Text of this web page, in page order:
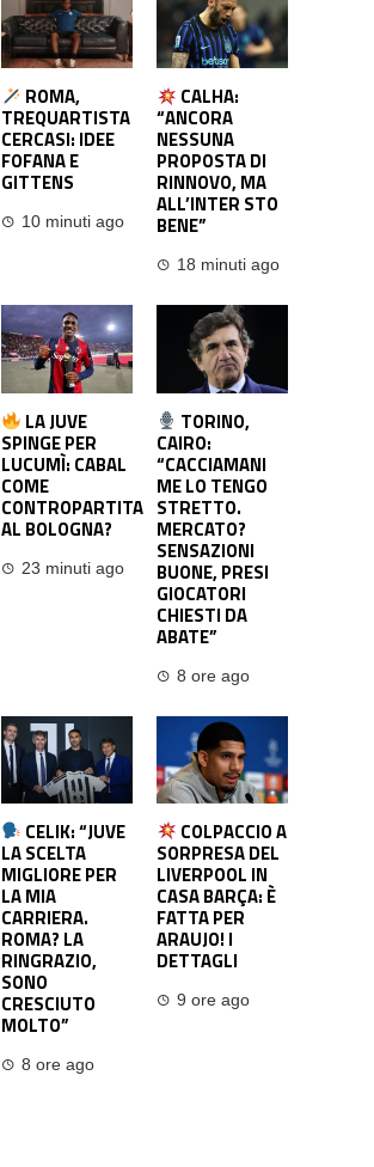
ROMA,
TREQUARTISTA
CERCASI: IDEE
FOFANA E
GITTENS
10 minuti ago
CALHA:
“ANCORA
NESSUNA
PROPOSTA DI
RINNOVO, MA
ALL’INTER STO
BENE”
18 minuti ago
LA JUVE
SPINGE PER
LUCUMÌ: CABAL
COME
CONTROPARTITA
AL BOLOGNA?
23 minuti ago
TORINO,
CAIRO:
“CACCIAMANI
ME LO TENGO
STRETTO.
MERCATO?
SENSAZIONI
BUONE, PRESI
GIOCATORI
CHIESTI DA
ABATE”
8 ore ago
CELIK: “JUVE
LA SCELTA
MIGLIORE PER
LA MIA
CARRIERA.
ROMA? LA
RINGRAZIO,
SONO
CRESCIUTO
MOLTO”
8 ore ago
COLPACCIO A
SORPRESA DEL
LIVERPOOL IN
CASA BARÇA: È
FATTA PER
ARAUJO! I
DETTAGLI
9 ore ago